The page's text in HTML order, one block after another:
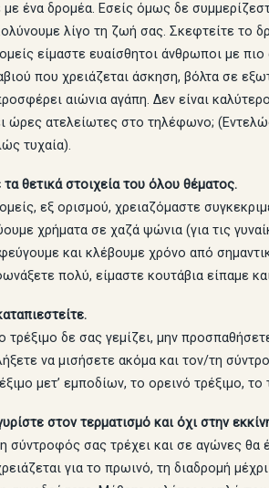
με ένα δρομέα. Εσείς όμως δε
λίγο τη ζωή σας. Σκεφτείτε το
είμαστε ευαίσθητοι άνθρωποι με
που χρειάζεται άσκηση, βόλτα σε
αιώνια αγάπη. Δεν είναι
ώρες ατελείωτες στο τηλέφωνο;
τυχαία).
τα θετικά στοιχεία του όλου θέματος.
εξ ορισμού, χρειαζόμαστε
χρήματα σε χαζά ψώνια (για τις
και κλέβουμε χρόνο από
πολύ, είμαστε κουτάβια είπαμε
τρέξιμο δε σας γεμίζει, μην
να μισήσετε ακόμα και τον/τη
μετ’ εμποδίων, το ορεινό τρέξιμο,
στον τερματισμό και όχι στην
σύντροφός σας τρέχει και σε αγώνες θα
για το πρωινό, τη διαδρομή